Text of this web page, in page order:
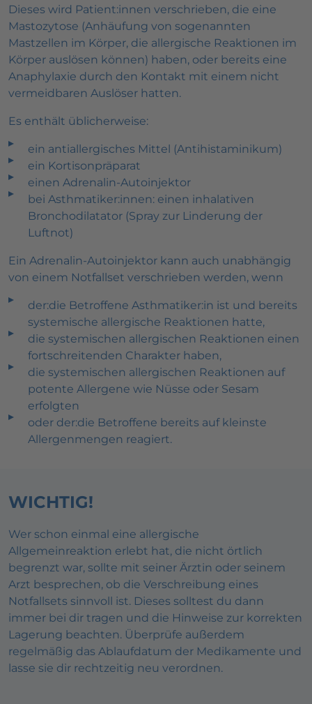
Dieses wird Patient:innen verschrieben, die eine
Mastozytose (Anhäufung von sogenannten
Mastzellen im Körper, die allergische Reaktionen im
Körper auslösen können) haben, oder bereits eine
Anaphylaxie durch den Kontakt mit einem nicht
vermeidbaren Auslöser hatten.
Es enthält üblicherweise:
ein antiallergisches Mittel (Antihistaminikum)
ein Kortisonpräparat
einen Adrenalin-Autoinjektor
bei Asthmatiker:innen: einen inhalativen
Bronchodilatator (Spray zur Linderung der
Luftnot)
Ein Adrenalin-Autoinjektor kann auch unabhängig
von einem Notfallset verschrieben werden, wenn
der:die Betroffene Asthmatiker:in ist und bereits
systemische allergische Reaktionen hatte,
die systemischen allergischen Reaktionen einen
fortschreitenden Charakter haben,
die systemischen allergischen Reaktionen auf
potente Allergene wie Nüsse oder Sesam
erfolgten
oder der:die Betroffene bereits auf kleinste
Allergenmengen reagiert.
WICHTIG!
Wer schon einmal eine allergische
Allgemeinreaktion erlebt hat, die nicht örtlich
begrenzt war, sollte mit seiner Ärztin oder seinem
Arzt besprechen, ob die Verschreibung eines
Notfallsets sinnvoll ist. Dieses solltest du dann
immer bei dir tragen und die Hinweise zur korrekten
Lagerung beachten. Überprüfe außerdem
regelmäßig das Ablaufdatum der Medikamente und
lasse sie dir rechtzeitig neu verordnen.